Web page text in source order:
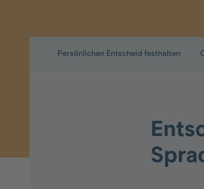
Persönlichen Entscheid festhalten